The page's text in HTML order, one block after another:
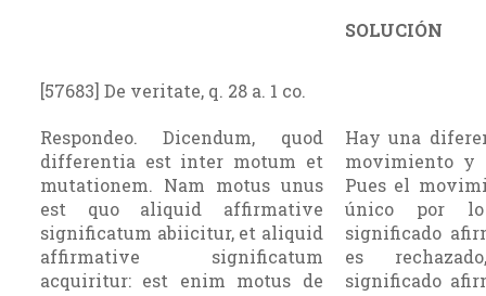
SOLUCIÓN
[57683] De veritate, q. 28 a. 1 co.
Respondeo. Dicendum, quod
differentia est inter motum et
mutationem. Nam motus unus
est quo aliquid affirmative
significatum abiicitur, et aliquid
affirmative significatum
acquiritur: est enim motus de
Hay una
movimiento y
Pues el
único por
significado
es
significado